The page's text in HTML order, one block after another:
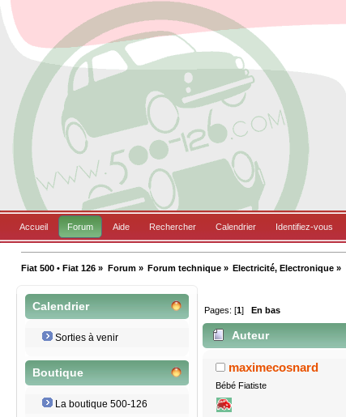
Accueil Forum Aide Rechercher Calendrier Identifiez-vous
Fiat 500 • Fiat 126 » Forum» Forum technique» Electricité, Electronique »
Calendrier
Sorties à venir
Boutique
La boutique 500-126
Pages: [1] En bas
Auteur
maximecosnard
Bébé Fiatiste